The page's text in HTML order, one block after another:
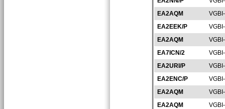
EA2AQM
EA2EEK/P
EA2AQM
EA7ICN/2
EA2URI/P
EA2ENC/P
EA2AQM
EA2AQM